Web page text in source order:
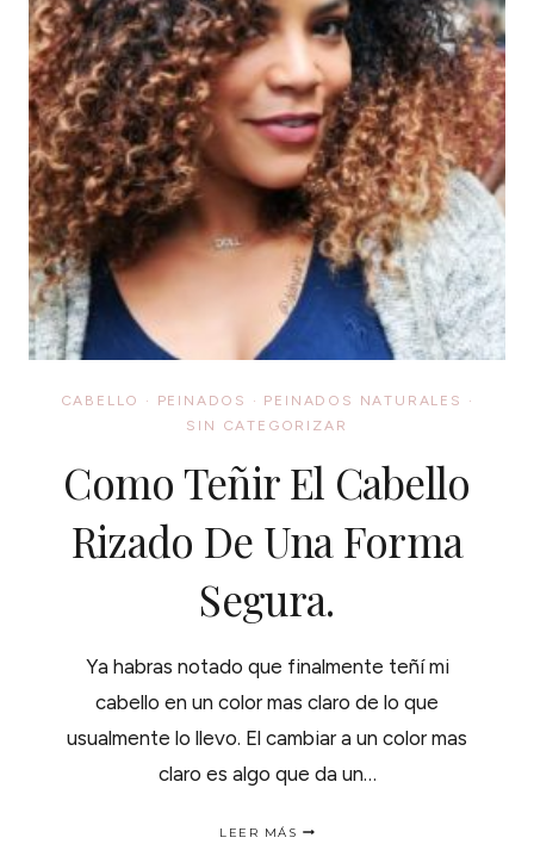
CABELLO · PEINADOS · PEINADOS NATURALES
·
SIN CATEGORIZAR
Como Teñir El Cabello
Rizado De Una Forma
Segura.
Ya habras notado que finalmente teñí mi
cabello en un color mas claro de lo que
usualmente lo llevo. El cambiar a un color mas
claro es algo que da un…
LEER MÁS